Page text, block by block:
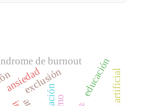
exclusión
ansiedad
de burnouteducación